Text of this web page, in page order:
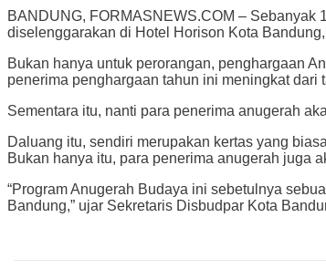
BANDUNG, FORMASNEWS.COM – Sebanyak
diselenggarakan di Hotel Horison Kota
Bukan hanya untuk perorangan, penghargaan
penerima penghargaan tahun ini meningkat
Sementara itu, nanti para penerima anugerah
Daluang itu, sendiri merupakan kertas yang
Bukan hanya itu, para penerima anugerah juga
“Program Anugerah Budaya ini sebetulnya
Bandung,” ujar Sekretaris Disbudpar Kota